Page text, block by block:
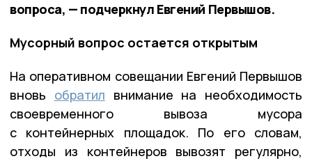
вопроса, — подчеркнул Евгений Первышов.
Мусорный вопрос остается открытым
На оперативном совещании Евгений Первышов
вновь обратил внимание на необходимость
своевременного вывоза мусора
с контейнерных площадок. По его словам,
отходы из контейнеров вывозят регулярно,